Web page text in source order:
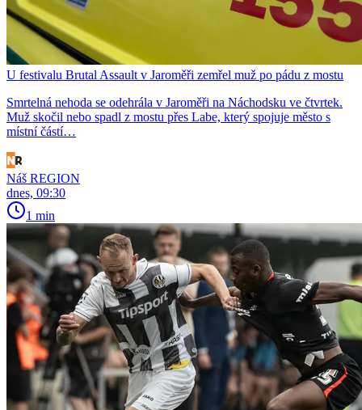
U festivalu Brutal Assault v Jaroměři zemřel muž po pádu z mostu
Smrtelná nehoda se odehrála v Jaroměři na Náchodsku ve čtvrtek.
Muž skočil nebo spadl z mostu přes Labe, který spojuje město s
místní částí…
Náš REGION
dnes, 09:30
1 min